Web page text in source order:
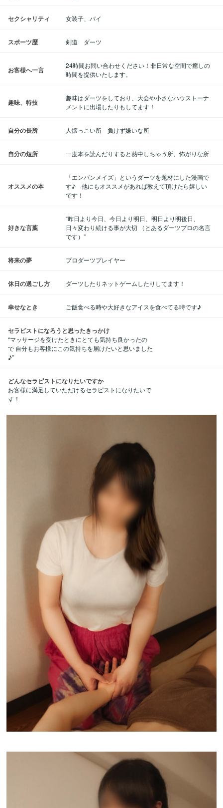
セクシャリティ 女装子、バイ
スポーツ歴 剣道 ダーツ
お客様へ一言
24時間お問い合わせください！非日常な空間で癒しの
時間を提供いたします。
趣味、特技
趣味はダーツをしており、大会や小さなハウストーナ
メントに出場したりもしてます！
自分の長所 人懐っこい所 負けず嫌いな所
自分の短所 一度本を読んだりすると熱中しちゃう所、怖がりな所
オススメの本
「エンバンメイズ」というダーツを題材にした漫画で
す♪ 他にもオススメがあれば教えて頂けたら嬉しい
です！
好きな言葉
“昨日より今日、今日より明日、明日より明後日、
日々変わり続ける事が大切 （とあるダーツプロの名言
です）”
将来の夢 プロダーツプレイヤー
休日の過ごし方 ダーツしたりネットゲームしたりしてます！
幸せなとき ご飯食べる時や大好きなアイスを食べてる時です♪
セラピストになろうと思ったきっかけ
“マッサージを受けたときにとても気持ち良かったの
で 自分もお客様にこの気持ちを届けたいと思いました
♪”
どんなセラピストになりたいですか
お客様に満足していただけるセラピストになりたいで
す！